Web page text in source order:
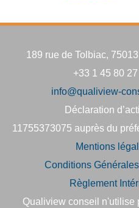
189 rue de Tolbiac,
+33 1 45 80 27
info@qualiview-
Déclaration
11755373075 auprès du
Mentions
Conditions
Règlement
Qualiview conseil n'utilise